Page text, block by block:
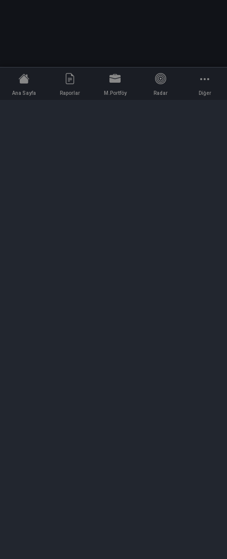
Ana Sayfa Raporlar M.Portföy Radar Diğer